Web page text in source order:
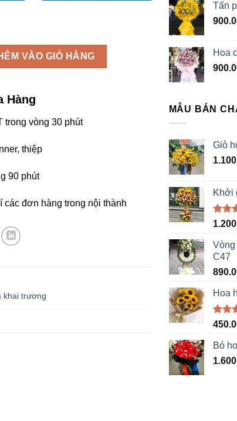
số lượng
VÀO GIỎ HÀNG
Hàng
trong vòng 30 phút
thiệp
90 phút
các đơn hàng trong nội thành
khai trương
Tấn
Hoa
MẪU BÁN
Giỏ
Khởi
Được
5 sao
Vòng
C47
Hoa
Được
5 sao
Bó